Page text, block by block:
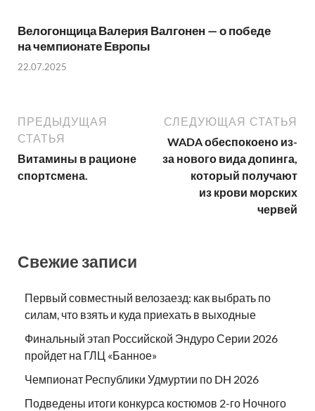
Велогонщица Валерия Валгонен — о победе
на чемпионате Европы
22.07.2025
ПРЕДЫДУЩАЯ
СТАТЬЯ
Витамины в рационе
спортсмена.
СЛЕДУЮЩАЯ СТАТЬЯ
WADA обеспокоено из-
за нового вида допинга,
который получают
из крови морских
червей
Свежие записи
Первый совместный велозаезд: как выбрать по
силам, что взять и куда приехать в выходные
Финальный этап Российской Эндуро Серии 2026
пройдет на ГЛЦ «Банное»
Чемпионат Республики Удмуртии по DH 2026
Подведены итоги конкурса костюмов 2-го Ночного